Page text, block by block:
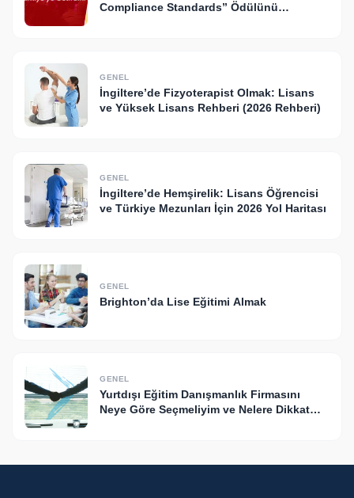
Compliance Standards” Ödülünü
GENEL
İngiltere’de Fizyoterapist Olmak: Lisans
ve Yüksek Lisans Rehberi (2026 Rehberi)
GENEL
İngiltere’de Hemşirelik: Lisans Öğrencisi
ve Türkiye Mezunları İçin 2026 Yol Haritası
GENEL
Brighton’da Lise Eğitimi Almak
GENEL
Yurtdışı Eğitim Danışmanlık Firmasını
Neye Göre Seçmeliyim ve Nelere Dikkat